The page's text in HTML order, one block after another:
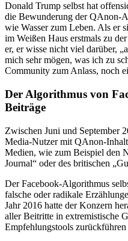
Donald Trump selbst hat
die Bewunderung der QAnon-
wie Wasser zum Leben. Als er
im Weißen Haus erstmals zu
er, er wisse nicht viel darüber,
mich sehr mögen, was ich zu
Community zum Anlass, noch
Der Algorithmus von
Beiträge
Zwischen Juni und September
Media-Nutzer mit QAnon-
Medien, wie zum Beispiel den
Journal“ oder des britischen
Der Facebook-Algorithmus
falsche oder radikale
Jahr 2016 hatte der Konzern
aller Beitritte in extremistische
Empfehlungstools zurückführen